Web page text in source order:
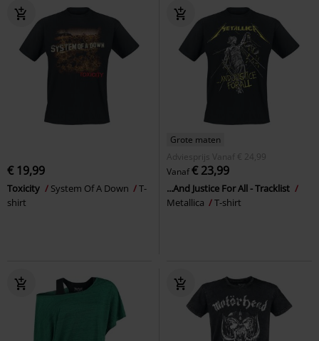
€ 19,99
Toxicity System Of A Down
T-
shirt
Grote maten
Adviesprijs
Vanaf € 24,99
Vanaf€ 23,99
...And Justice For All - Tracklist
Metallica
T-shirt